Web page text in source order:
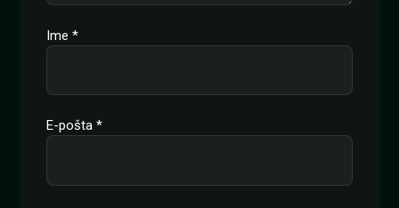
Ime *
E-pošta *